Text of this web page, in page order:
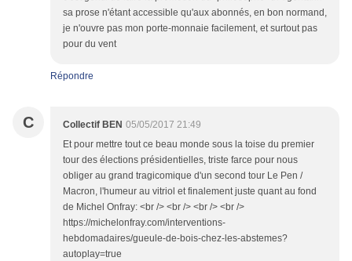
sa prose n'étant accessible qu'aux abonnés, en bon normand,
je n'ouvre pas mon porte-monnaie facilement, et surtout pas
pour du vent
Répondre
C Collectif BEN 05/05/2017 21:49
Et pour mettre tout ce beau monde sous la toise du premier
tour des élections présidentielles, triste farce pour nous
obliger au grand tragicomique d'un second tour Le Pen /
Macron, l'humeur au vitriol et finalement juste quant au fond
de Michel Onfray: <br /> <br /> <br /> <br />
https://michelonfray.com/interventions-
hebdomadaires/gueule-de-bois-chez-les-abstemes?
autoplay=true